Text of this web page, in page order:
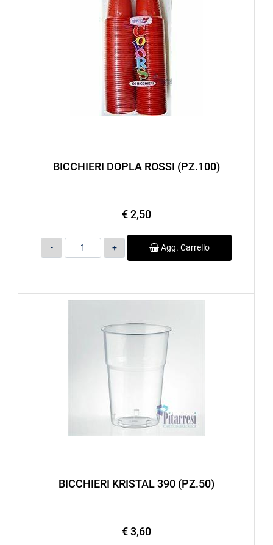
BICCHIERI DOPLA ROSSI (PZ.100)
€ 2,50
Quantità
Agg. Carrello
BICCHIERI KRISTAL 390 (PZ.50)
€ 3,60